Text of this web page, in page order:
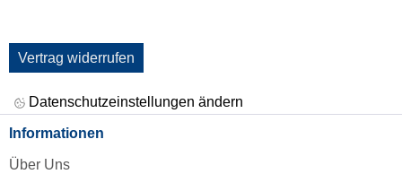
Vertrag widerrufen
Datenschutzeinstellungen ändern
Informationen
Über Uns